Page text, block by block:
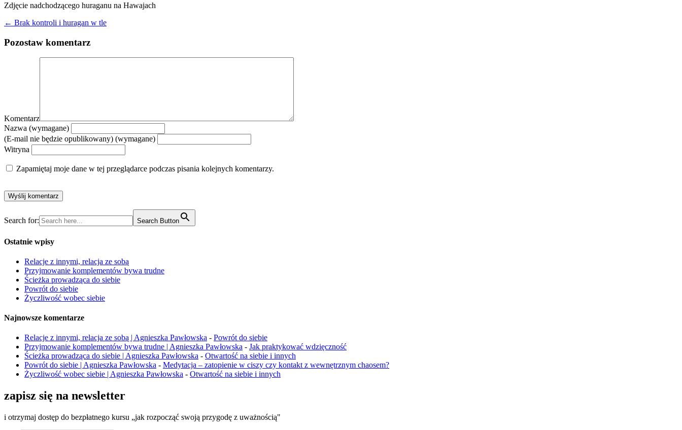
Zdjęcie nadchodzącego huraganu na Hawajach
← Brak kontroli i huragan w tle
Pozostaw komentarz
Komentarz
Nazwa (wymagane)
(E-mail nie będzie opublikowany) (wymagane)
Witryna
Zapamiętaj moje dane w tej przeglądarce podczas pisania kolejnych komentarzy.
Search for: Search Button
Ostatnie wpisy
Relacje z innymi, relacja ze sobą
Przyjmowanie komplementów bywa trudne
Ścieżka prowadząca do siebie
Powrót do siebie
Życzliwość wobec siebie
Najnowsze komentarze
Relacje z innymi, relacja ze sobą | Agnieszka Pawłowska - Powrót do siebie
Przyjmowanie komplementów bywa trudne | Agnieszka Pawłowska - Jak praktykować wdzięczność
Ścieżka prowadząca do siebie | Agnieszka Pawłowska - Otwartość na siebie i innych
Powrót do siebie | Agnieszka Pawłowska - Medytacja – zatopienie w ciszy czy kontakt z wewnętrznym chaosem?
Życzliwość wobec siebie | Agnieszka Pawłowska - Otwartość na siebie i innych
zapisz się na newsletter
i otrzymaj dostęp do bezpłatnego kursu „jak rozpocząć swoją przygodę z uważnością"